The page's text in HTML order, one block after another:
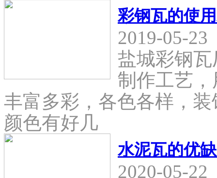
彩钢瓦的使
2019-05-23
盐城彩钢
制作工艺
丰富多彩，各色各样，
颜色有好几
水泥瓦的优
2020-05-22